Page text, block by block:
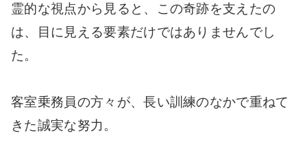
霊的な視点から見ると、この奇跡を支えたの
は、目に見える要素だけではありませんでし
た。
客室乗務員の方々が、長い訓練のなかで重ねて
きた誠実な努力。